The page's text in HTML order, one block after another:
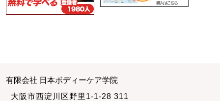
有限会社 日本ボディーケア学院
大阪市西淀川区野里1-1-28 311